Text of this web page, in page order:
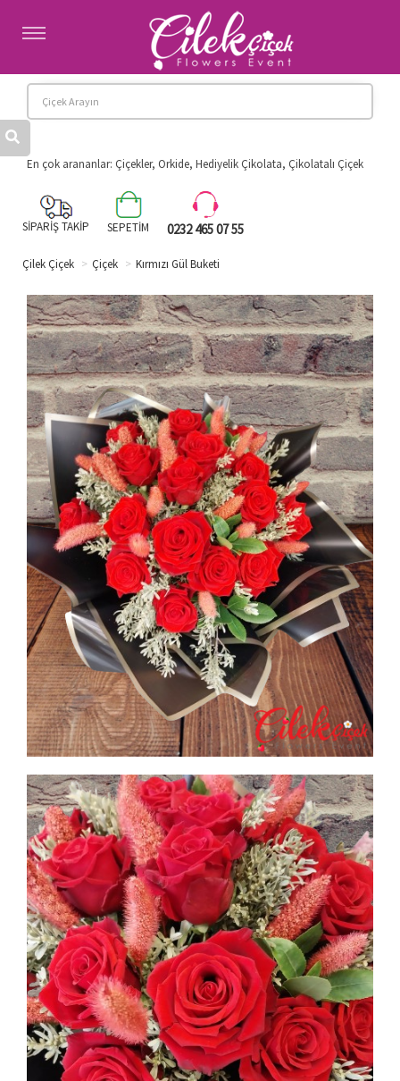
Hakkımızda
Banka Hesaplarımız
Diğer İllere Çiçek
İletişim
En çok arananlar: Çiçekler, Orkide, Hediyelik Çikolata, Çikolatalı Çiçek
SİPARİŞ TAKİP SEPETİM 0232 465 07 55
Çilek Çiçek Çiçek Kırmızı Gül Buketi